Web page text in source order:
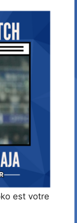
est votre